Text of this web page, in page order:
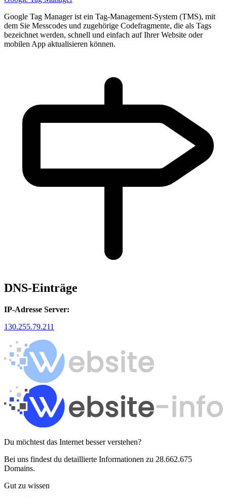
Google Tag Manager ist ein Tag-Management-System (TMS), mit
dem Sie Messcodes und zugehörige Codefragmente, die als Tags
bezeichnet werden, schnell und einfach auf Ihrer Website oder
mobilen App aktualisieren können.
DNS-Einträge
IP-Adresse Server:
130.255.79.211
Du möchtest das Internet besser verstehen?
Bei uns findest du detaillierte Informationen zu 28.662.675
Domains.
Gut zu wissen